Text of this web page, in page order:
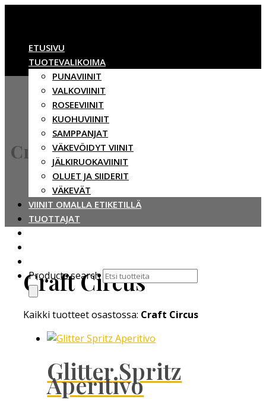
ETUSIVU
TUOTEVALIKOIMA
PUNAVIINIT
VALKOVIINIT
ROSEEVIINIT
KUOHUVIINIT
SAMPPANJAT
VÄKEVÖIDYT VIINIT
JÄLKIRUOKAVIINIT
OLUET JA SIIDERIT
VÄKEVÄT
VIINIT OMALLA ETIKETILLÄ
TUOTTAJAT
Products search
Craft Circus
Craft Circus
Kaikki tuotteet osastossa: Craft Circus
Glitter Spritz
Aperitivo